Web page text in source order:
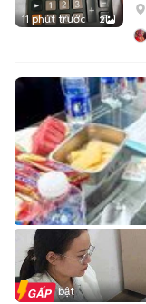
11 phút trước 2
Tin nổi bật